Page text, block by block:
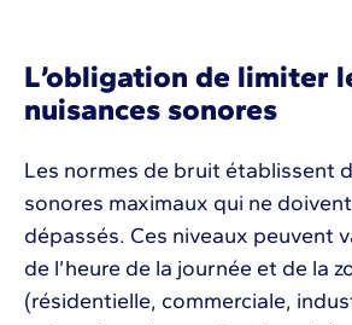
L’obligation de limiter
nuisances sonores
Les normes de bruit établissent
sonores maximaux qui ne
dépassés. Ces niveaux peuvent
de l’heure de la journée et de la
(résidentielle, commerciale,